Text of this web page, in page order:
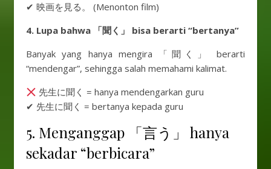
✔ 映画を見る。 (Menonton film)
4. Lupa bahwa 「聞く」 bisa berarti “bertanya”
Banyak yang hanya mengira 「聞く」 berarti
“mendengar”, sehingga salah memahami kalimat.
先生に聞く = hanya mendengarkan guru
✔ 先生に聞く = bertanya kepada guru
5. Menganggap 「言う」 hanya
sekadar “berbicara”